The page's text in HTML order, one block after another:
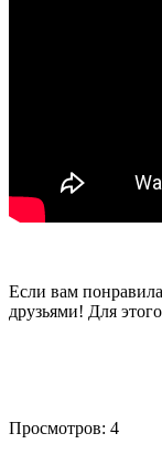
Если вам
друзьями! Для
Просмотров: 4